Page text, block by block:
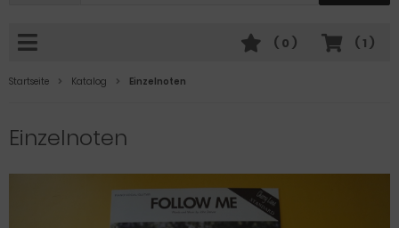
( 1 )
( 0 )
Startseite Katalog Einzelnoten
Einzelnoten